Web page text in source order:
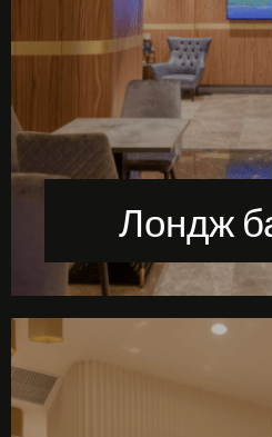
Лондж